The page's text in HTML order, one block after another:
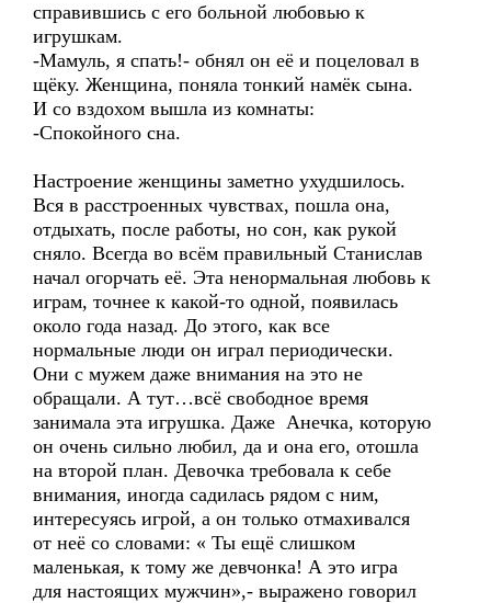
справившись с его больной любовью к
игрушкам.
-Мамуль, я спать!- обнял он её и поцеловал в
щёку. Женщина, поняла тонкий намёк сына.
И со вздохом вышла из комнаты:
-Спокойного сна.
Настроение женщины заметно ухудшилось.
Вся в расстроенных чувствах, пошла она,
отдыхать, после работы, но сон, как рукой
сняло. Всегда во всём правильный Станислав
начал огорчать её. Эта ненормальная любовь к
играм, точнее к какой-то одной, появилась
около года назад. До этого, как все
нормальные люди он играл периодически.
Они с мужем даже внимания на это не
обращали. А тут…всё свободное время
занимала эта игрушка. Даже Анечка, которую
он очень сильно любил, да и она его, отошла
на второй план. Девочка требовала к себе
внимания, иногда садилась рядом с ним,
интересуясь игрой, а он только отмахивался
от неё со словами: « Ты ещё слишком
маленькая, к тому же девчонка! А это игра
для настоящих мужчин»,- выражено говорил